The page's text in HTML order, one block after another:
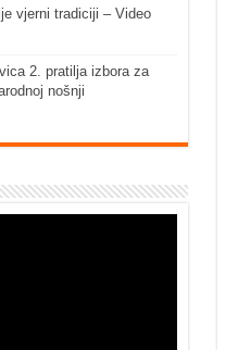
vjerni tradiciji – Video
2. pratilja izbora za
nošnji